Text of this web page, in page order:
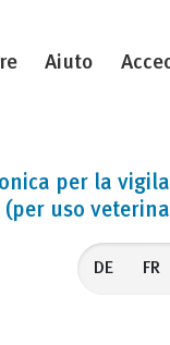
Aiuto
per la
uso